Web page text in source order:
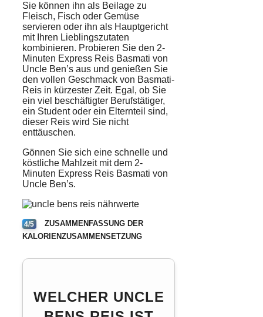
Sie können ihn als Beilage zu
Fleisch, Fisch oder Gemüse
servieren oder ihn als Hauptgericht
mit Ihren Lieblingszutaten
kombinieren. Probieren Sie den 2-
Minuten Express Reis Basmati von
Uncle Ben’s aus und genießen Sie
den vollen Geschmack von Basmati-
Reis in kürzester Zeit. Egal, ob Sie
ein viel beschäftigter Berufstätiger,
ein Student oder ein Elternteil sind,
dieser Reis wird Sie nicht
enttäuschen.
Gönnen Sie sich eine schnelle und
köstliche Mahlzeit mit dem 2-
Minuten Express Reis Basmati von
Uncle Ben’s.
4/5
ZUSAMMENFASSUNG DER
KALORIENZUSAMMENSETZUNG
WELCHER UNCLE